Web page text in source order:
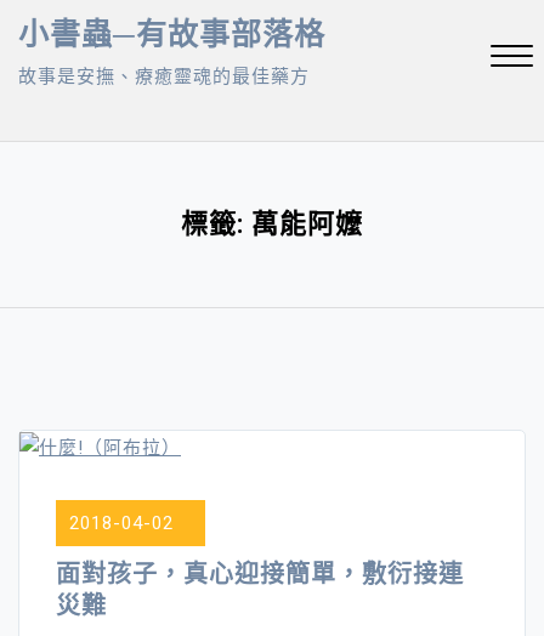
Skip
content
小書蟲─有故事部落格
故事是安撫、療癒靈魂的最佳藥方
標籤: 萬能阿嬤
2018-04-02
面對孩子，真心迎接簡單，敷衍接連
災難